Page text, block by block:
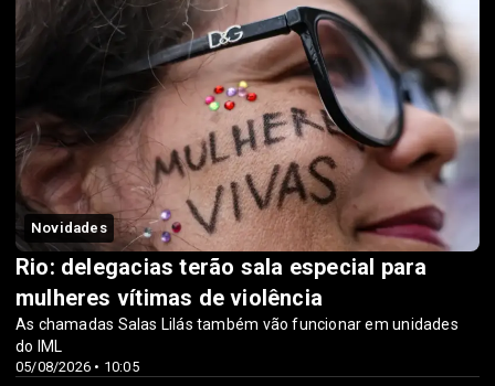
Novidades
05/08/2026 • 10:05
Rio: delegacias terão sala especial para
mulheres vítimas de violência
As chamadas Salas Lilás também vão funcionar em unidades
do IML